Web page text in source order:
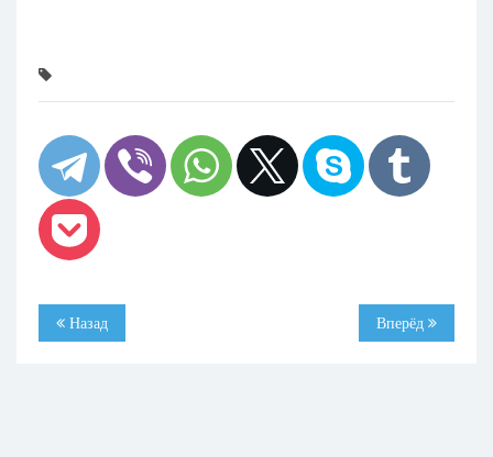
Назад Вперёд